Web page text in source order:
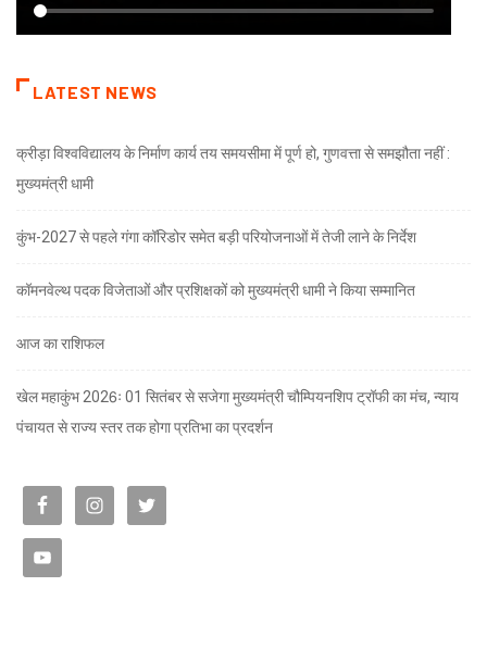
LATEST NEWS
क्रीड़ा विश्वविद्यालय के निर्माण कार्य तय समयसीमा में पूर्ण हो, गुणवत्ता से समझौता नहीं :
मुख्यमंत्री धामी
कुंभ-2027 से पहले गंगा कॉरिडोर समेत बड़ी परियोजनाओं में तेजी लाने के निर्देश
कॉमनवेल्थ पदक विजेताओं और प्रशिक्षकों को मुख्यमंत्री धामी ने किया सम्मानित
आज का राशिफल
खेल महाकुंभ 2026ः 01 सितंबर से सजेगा मुख्यमंत्री चौम्पियनशिप ट्रॉफी का मंच, न्याय
पंचायत से राज्य स्तर तक होगा प्रतिभा का प्रदर्शन